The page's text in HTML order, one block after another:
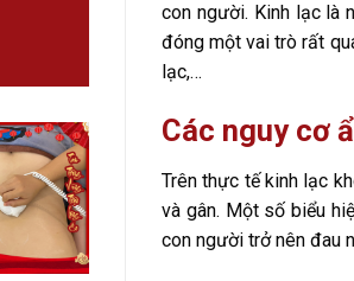
con người. Kinh lạc là
đóng một vai trò rất
lạc,…
Các nguy cơ
Trên thực tế kinh lạc
và gân. Một số biểu
con người trở nên đau